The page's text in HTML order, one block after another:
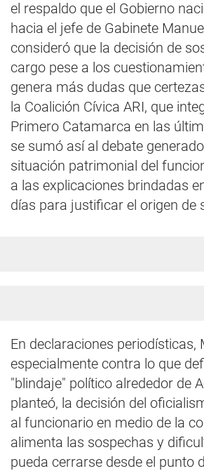
el respaldo que el Gobierno
hacia el jefe de Gabinete
consideró que la decisión de
cargo pese a los
genera más dudas que
la Coalición Cívica ARI, que
Primero Catamarca en las
se sumó así al debate
situación patrimonial del
a las explicaciones brindadas
días para justificar el origen de
En declaraciones periodísticas,
especialmente contra lo que
"blindaje" político alrededor de
planteó, la decisión del
al funcionario en medio de la
alimenta las sospechas y
pueda cerrarse desde el punto